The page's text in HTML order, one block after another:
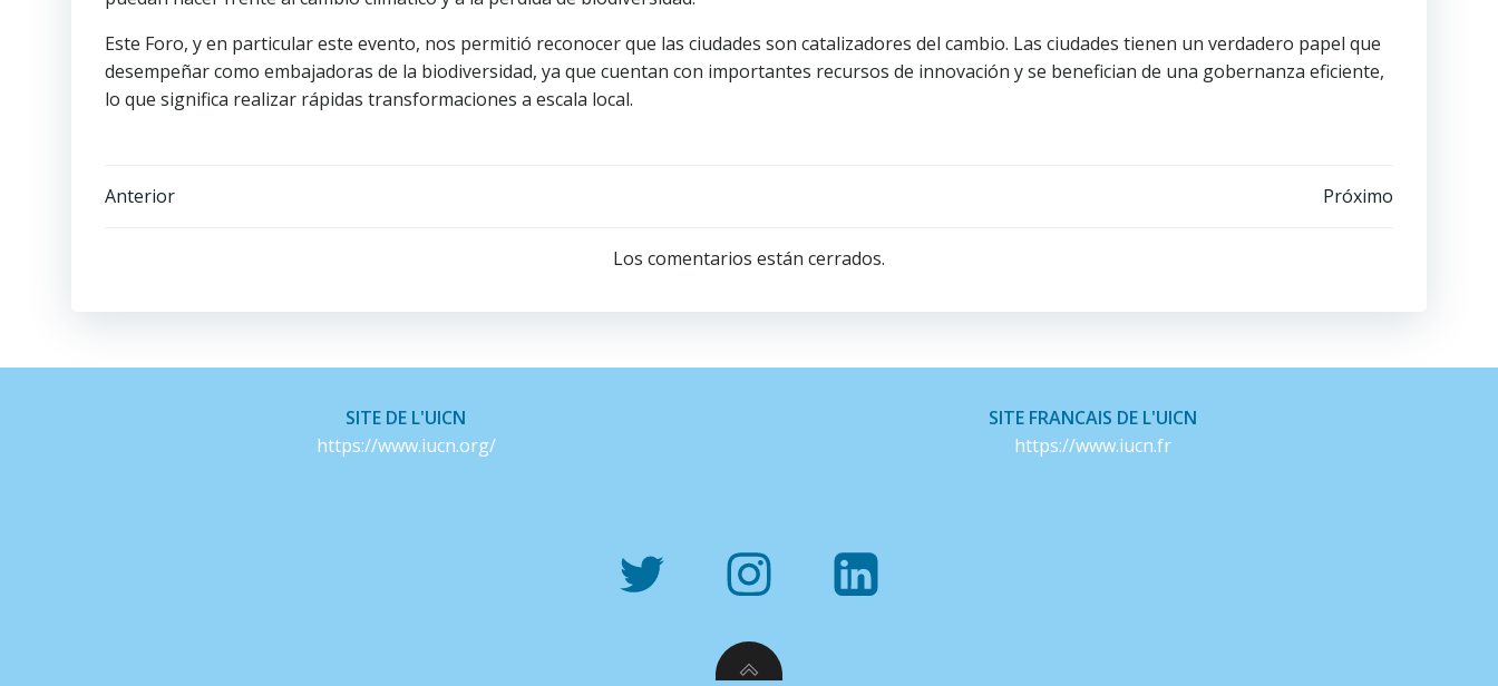
Este Foro, y en particular este evento, nos permitió reconocer que las ciudades son catalizadores del cambio. Las ciudades tienen un verdadero papel que
desempeñar como embajadoras de la biodiversidad, ya que cuentan con importantes recursos de innovación y se benefician de una gobernanza eficiente,
lo que significa realizar rápidas transformaciones a escala local.
Navegación
entradas
Anterior
de
entradas
Próximo
Los comentarios están cerrados.
SITE DE L'UICN
https://www.iucn.org/
SITE FRANCAIS DE L'UICN
https://www.iucn.fr